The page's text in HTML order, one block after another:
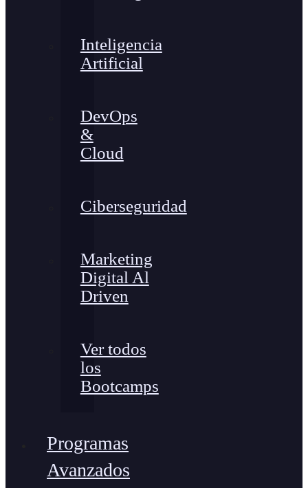
Inteligencia
Artificial
DevOps
&
Cloud
Ciberseguridad
Marketing
Digital Al
Driven
Ver todos
los
Bootcamps
Programas
Avanzados